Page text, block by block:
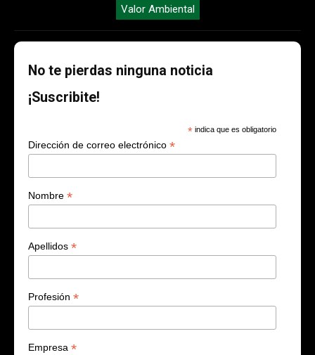
Valor Ambiental
No te pierdas ninguna noticia
¡Suscribite!
* indica que es obligatorio
Dirección de correo electrónico *
Nombre *
Apellidos *
Profesión *
Empresa *